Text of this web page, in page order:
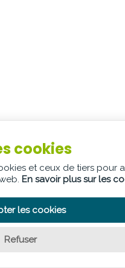
cookies
et ceux de tiers pour
En savoir plus sur les
les cookies
Refuser